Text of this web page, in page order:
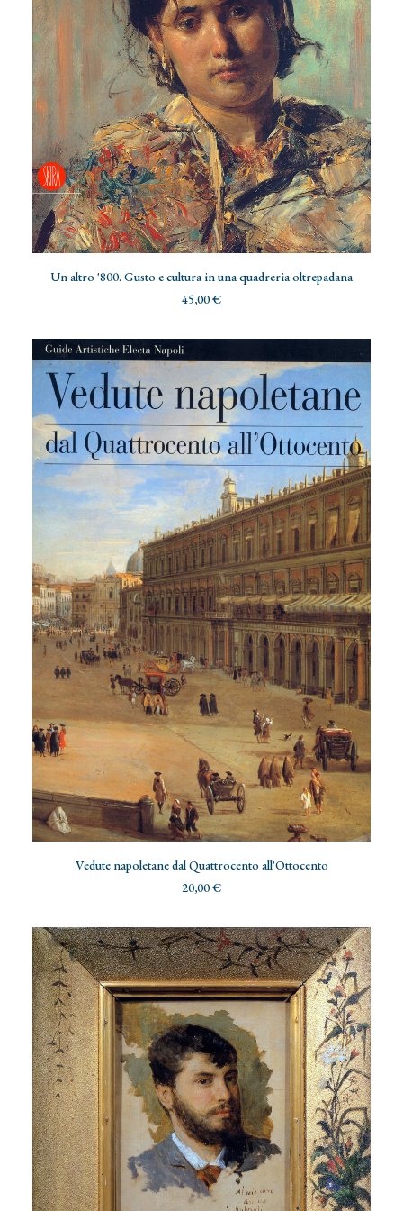
AGGIUNGI AL CARRELLO
Un altro '800. Gusto e cultura in una quadreria oltrepadana
45,00€
AGGIUNGI AL CARRELLO
Vedute napoletane dal Quattrocento all'Ottocento
20,00€